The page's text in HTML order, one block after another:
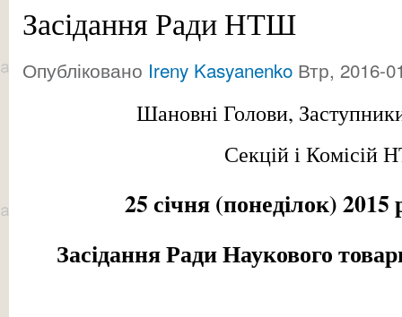
Засідання Ради НТШ
Опубліковано Ireny Kasyanenko Втр, 2016-
Шановні Голови,
Секцій і Комісій
25 січня(понеділок) 2015
Засідання Ради Наукового